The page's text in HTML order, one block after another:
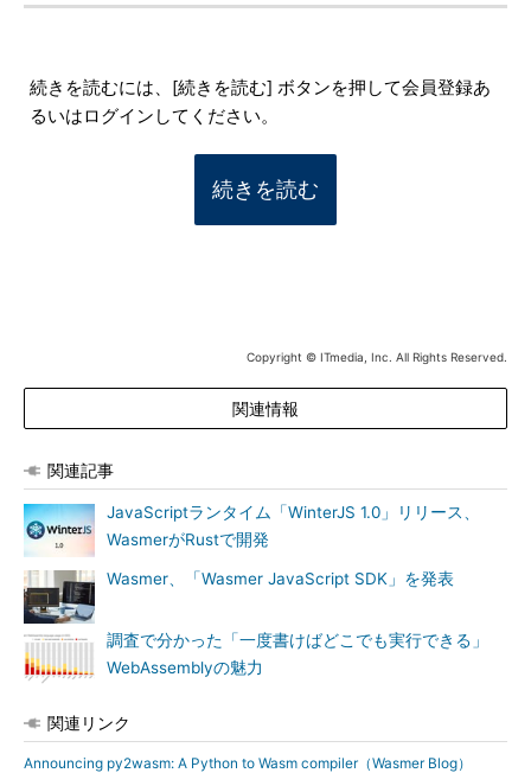
続きを読むには、[続きを読む] ボタンを押して会員登録あ
るいはログインしてください。
続きを読む
Copyright © ITmedia, Inc. All Rights Reserved.
関連情報
関連記事
JavaScriptランタイム「WinterJS 1.0」リリース、
WasmerがRustで開発
Wasmer、「Wasmer JavaScript SDK」を発表
調査で分かった「一度書けばどこでも実行できる」
WebAssemblyの魅力
関連リンク
Announcing py2wasm: A Python to Wasm compiler（Wasmer Blog）